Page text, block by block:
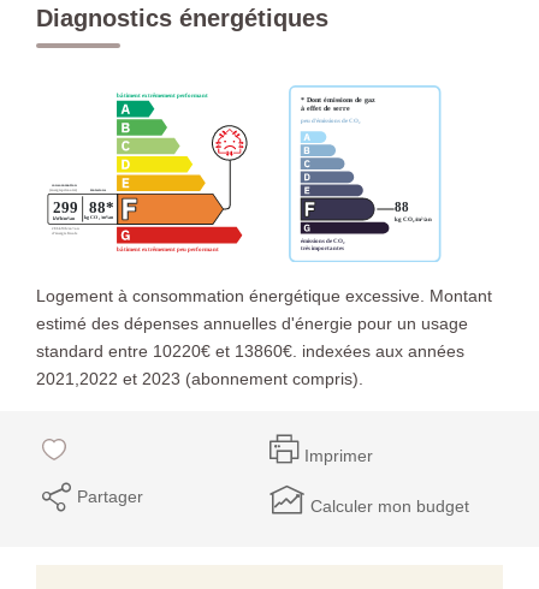
Diagnostics énergétiques
Logement à consommation énergétique excessive. Montant
estimé des dépenses annuelles d'énergie pour un usage
standard entre 10220€ et 13860€. indexées aux années
2021,2022 et 2023 (abonnement compris).
Imprimer
Partager Calculer mon budget